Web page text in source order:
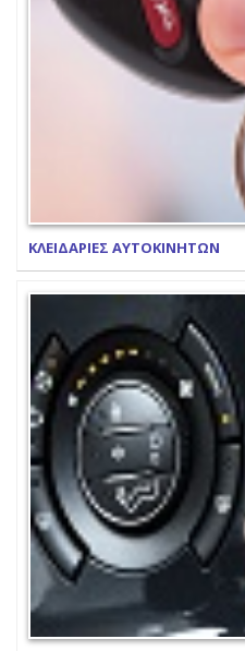
ΚΛΕΙΔΑΡΙΕΣ ΑΥΤΟΚΙΝΗΤΩΝ